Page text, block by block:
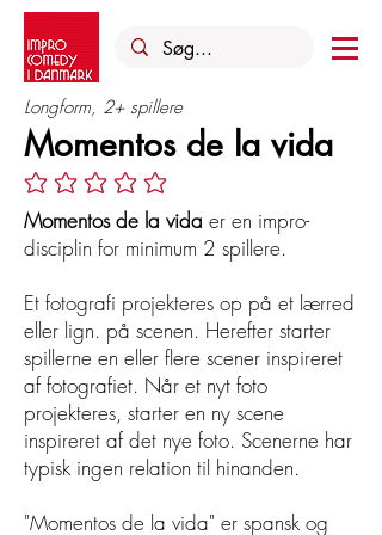
Longform, 2+ spillere
Momentos de la vida
Ingen bedømmelser endnu
Momentos de la vida er en impro-
disciplin for minimum 2 spillere.
Et fotografi projekteres op på et lærred
eller lign. på scenen. Herefter starter
spillerne en eller flere scener inspireret
af fotografiet. Når et nyt foto
projekteres, starter en ny scene
inspireret af det nye foto. Scenerne har
typisk ingen relation til hinanden.
"Momentos de la vida" er spansk og